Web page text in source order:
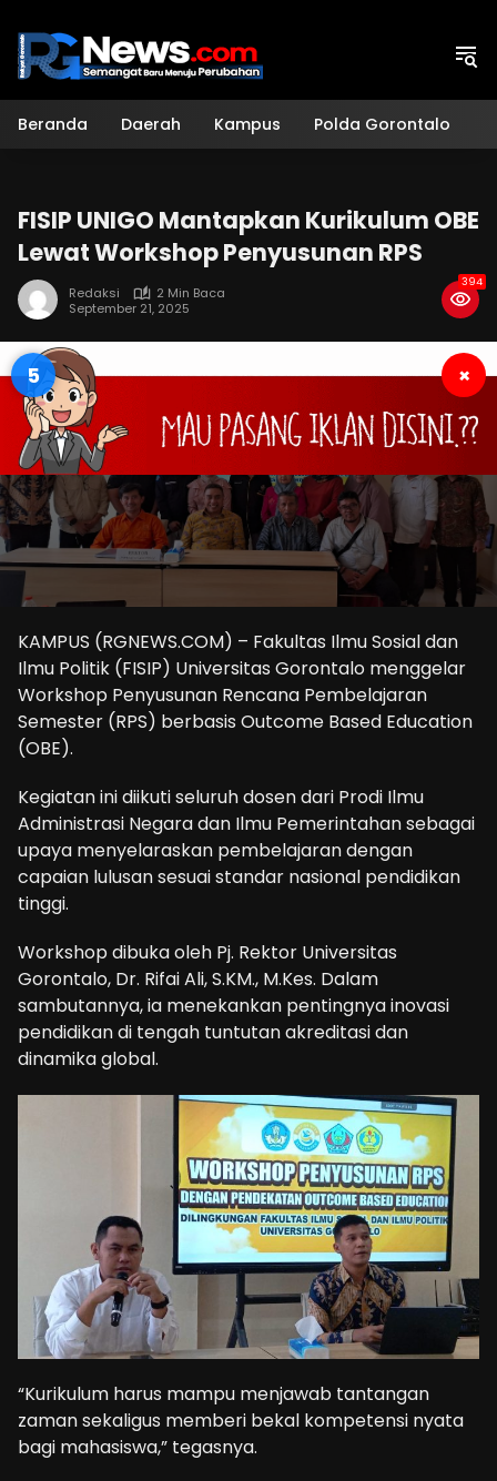
konten
Beranda Daerah Kampus Polda Gorontalo
FISIP UNIGO Mantapkan Kurikulum OBE
Lewat Workshop Penyusunan RPS
Redaksi
2 Min Baca
September 21, 2025
394
4 ×
KAMPUS (RGNEWS.COM) – Fakultas Ilmu Sosial dan
Ilmu Politik (FISIP) Universitas Gorontalo menggelar
Workshop Penyusunan Rencana Pembelajaran
Semester (RPS) berbasis Outcome Based Education
(OBE).
Kegiatan ini diikuti seluruh dosen dari Prodi Ilmu
Administrasi Negara dan Ilmu Pemerintahan sebagai
upaya menyelaraskan pembelajaran dengan
capaian lulusan sesuai standar nasional pendidikan
tinggi.
Workshop dibuka oleh Pj. Rektor Universitas
Gorontalo, Dr. Rifai Ali, S.KM., M.Kes. Dalam
sambutannya, ia menekankan pentingnya inovasi
pendidikan di tengah tuntutan akreditasi dan
dinamika global.
“Kurikulum harus mampu menjawab tantangan
zaman sekaligus memberi bekal kompetensi nyata
bagi mahasiswa,” tegasnya.